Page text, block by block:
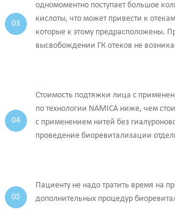
одномоментно поступает большое
кислоты, что может привести к
которые к этому предрасположены.
высвобождении ГК отеков не
Стоимость подтяжки лица с
по технологии NAMICA ниже, чем
с применением нитей без
проведение биоревитализации
Пациенту не надо тратить время на
дополнительных процедур